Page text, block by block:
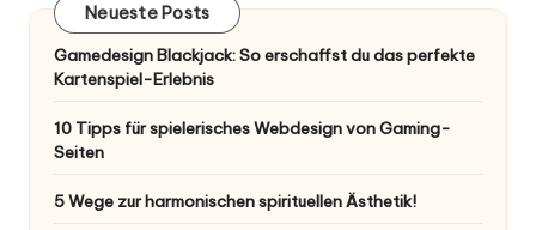
Neueste Posts
Gamedesign Blackjack: So erschaffst du das perfekte
Kartenspiel-Erlebnis
10 Tipps für spielerisches Webdesign von Gaming-
Seiten
5 Wege zur harmonischen spirituellen Ästhetik!